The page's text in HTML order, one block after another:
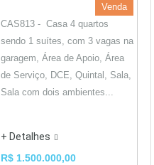
Venda
CAS813 - Casa 4 quartos
sendo 1 suítes, com 3 vagas na
garagem, Área de Apoio, Área
de Serviço, DCE, Quintal, Sala,
Sala com dois ambientes...
+ Detalhes
R$ 1.500.000,00